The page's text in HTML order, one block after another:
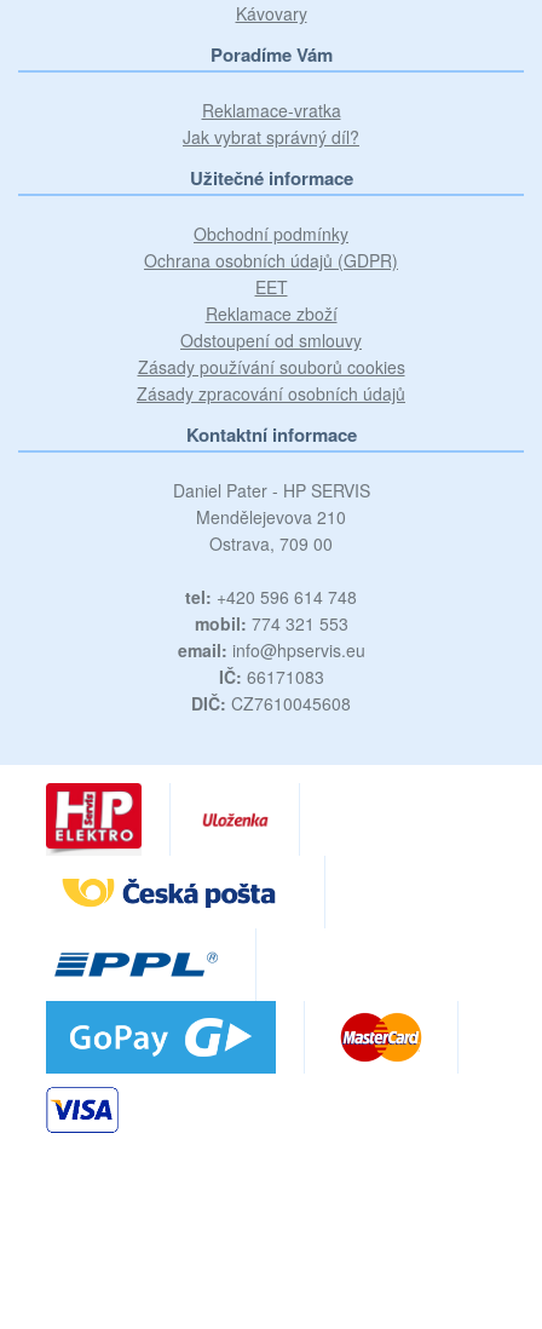
Kávovary
Poradíme Vám
Reklamace-vratka
Jak vybrat správný díl?
Užitečné informace
Obchodní podmínky
Ochrana osobních údajů (GDPR)
EET
Reklamace zboží
Odstoupení od smlouvy
Zásady používání souborů cookies
Zásady zpracování osobních údajů
Kontaktní informace
Daniel Pater - HP SERVIS
Mendělejevova 210
Ostrava, 709 00
tel: +420 596 614 748
mobil: 774 321 553
email: info@hpservis.eu
IČ: 66171083
DIČ: CZ7610045608